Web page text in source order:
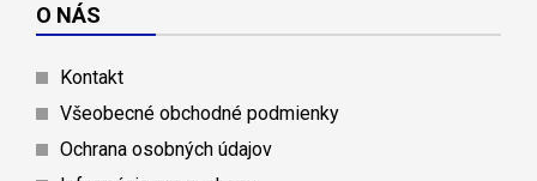
O NÁS
Kontakt
Všeobecné obchodné podmienky
Ochrana osobných údajov